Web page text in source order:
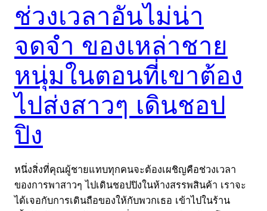
ช่วงเวลาอันไม่น่า
จดจำ ของเหล่าชาย
หนุ่มในตอนที่เขาต้อง
ไปส่งสาวๆ เดินชอป
ปิง
หนึ่งสิ่งที่คุณผู้ชายแทบทุกคนจะต้องเผชิญคือช่วงเวลา
ของการพาสาวๆ ไปเดินชอปปิงในห้างสรรพสินค้า เราจะ
ได้เจอกับการเดินถือของให้กับพวกเธอ เข้าไปในร้าน